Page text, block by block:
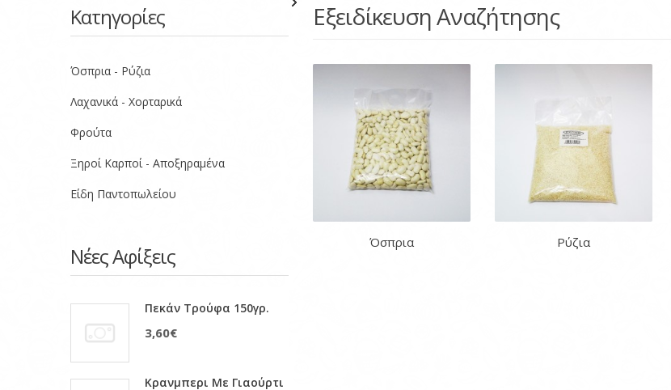
Κατηγορίες
Όσπρια - Ρύζια
Λαχανικά - Χορταρικά
Φρούτα
Ξηροί Καρποί - Αποξηραμένα
Είδη Παντοπωλείου
Νέες Αφίξεις
Πεκάν Τρούφα 150γρ.
3,60€
Κρανμπερι Με Γιαούρτι
Εξειδίκευση Αναζήτησης
Όσπρια Ρύζια